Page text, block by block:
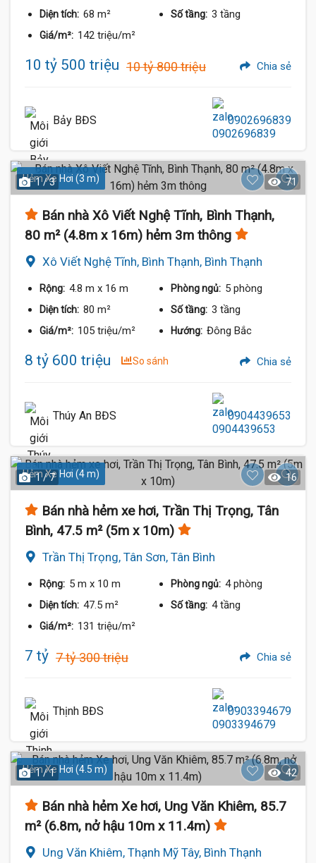
Diện tích: 68 m² Số tầng: 3 tầng
Giá/m²: 142 triệu/m²
10 tỷ 500 triệu 10 tỷ 800 triệu Chia sẻ
Bảy BĐS 0902696839
Hẻm Xe Hơi (3 m)
1 / 3 71
Bán nhà Xô Viết Nghệ Tĩnh, Bình Thạnh,
80 m² (4.8m x 16m) hẻm 3m thông
Xô Viết Nghệ Tĩnh, Bình Thạnh, Bình Thạnh
Rộng: 4.8 m x 16 m Phòng ngủ: 5 phòng
Diện tích: 80 m² Số tầng: 3 tầng
Giá/m²: 105 triệu/m² Hướng: Đông Bắc
8 tỷ 600 triệu So sánh Chia sẻ
Thúy An BĐS 0904439653
Hẻm Xe Hơi (4 m)
1 / 7 16
Bán nhà hẻm xe hơi, Trần Thị Trọng, Tân
Bình, 47.5 m² (5m x 10m)
Trần Thị Trọng, Tân Sơn, Tân Bình
Rộng: 5 m x 10 m Phòng ngủ: 4 phòng
Diện tích: 47.5 m² Số tầng: 4 tầng
Giá/m²: 131 triệu/m²
7 tỷ 7 tỷ 300 triệu Chia sẻ
Thịnh BĐS 0903394679
Hẻm Xe Hơi (4.5 m)
1 / 1 42
Bán nhà hẻm Xe hơi, Ung Văn Khiêm, 85.7
m² (6.8m, nở hậu 10m x 11.4m)
Ung Văn Khiêm, Thạnh Mỹ Tây, Bình Thạnh